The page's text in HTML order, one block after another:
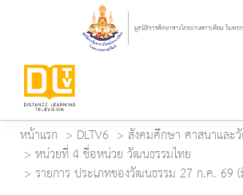
หน้าแรก DLTV6
สังคมศึกษา ศาสนาและ
หน่วยที่ 4 ชื่อหน่วย วัฒนธรรมไทย
รายการ ประเภทของวัฒนธรรม 27 ก.ค. 69